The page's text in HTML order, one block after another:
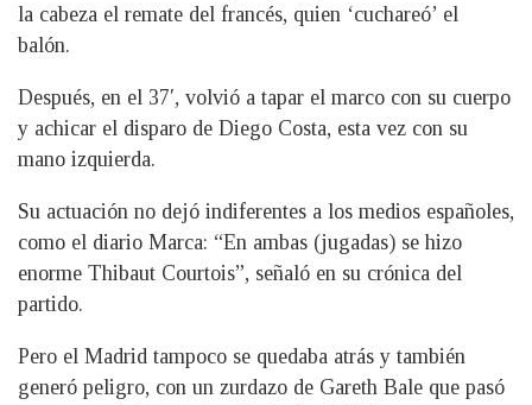
la cabeza el remate del francés, quien ‘cuchareó’ el
balón.
Después, en el 37′, volvió a tapar el marco con su cuerpo
y achicar el disparo de Diego Costa, esta vez con su
mano izquierda.
Su actuación no dejó indiferentes a los medios españoles,
como el diario Marca: “En ambas (jugadas) se hizo
enorme Thibaut Courtois”, señaló en su crónica del
partido.
Pero el Madrid tampoco se quedaba atrás y también
generó peligro, con un zurdazo de Gareth Bale que pasó